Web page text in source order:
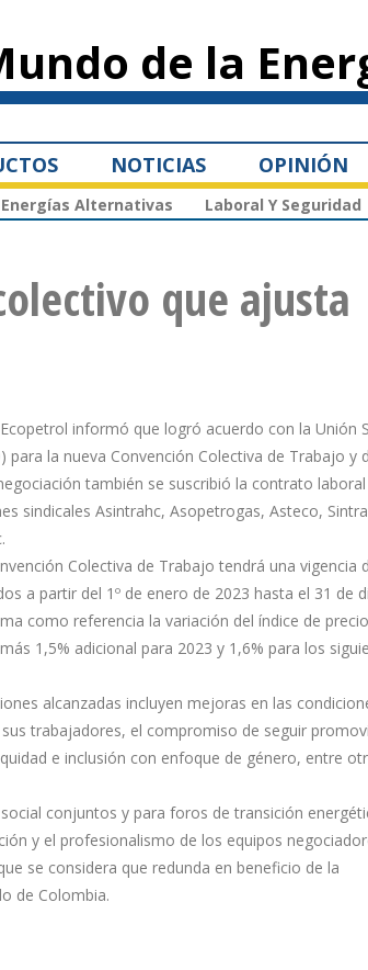
principal
de la
NOTICIAS OPINIÓN
Energías Alternativas Laboral Y Seguridad
que ajusta
informó que logró acuerdo con la Unión
para la nueva Convención Colectiva de Trabajo y
también se suscribió la contrato
sindicales Asintrahc, Asopetrogas, Asteco,
Colectiva de Trabajo tendrá una vigencia
a partir del 1º de enero de 2023 hasta el 31 de
como referencia la variación del índice de
1,5% adicional para 2023 y 1,6% para los
alcanzadas incluyen mejoras en las
trabajadores, el compromiso de seguir
e inclusión con enfoque de género, entre
conjuntos y para foros de transición
y el profesionalismo de los equipos
se considera que redunda en beneficio de la
de Colombia.